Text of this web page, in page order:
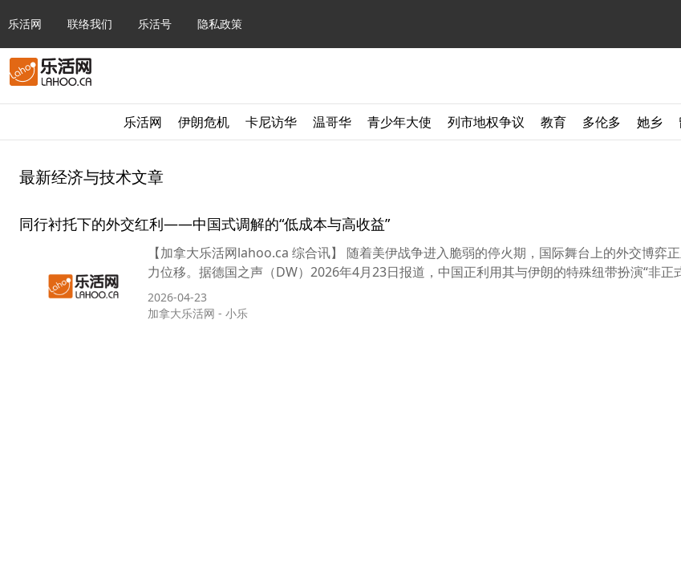
乐活网 联络我们 乐活号 隐私政策
乐活网 伊朗危机 卡尼访华 温哥华 青少年大使 列市地权争议 教育 多伦多 她乡
最新经济与技术文章
同行衬托下的外交红利——中国式调解的“低成本与高收益”
【加拿大乐活网lahoo.ca 综合讯】 随着美伊战争进入脆弱的停火期，国际舞台上的外交博弈
力位移。据德国之声（DW）2026年4月23日报道，中国正利用其与伊朗的特殊纽带扮演“非正
2026-04-23
加拿大乐活网 - 小乐